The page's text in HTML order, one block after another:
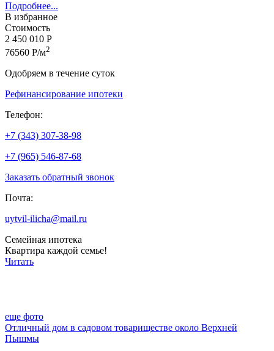
Подробнее...
В избранное
Стоимость
2 450 010 Р
76560 Р/м2
Одобряем в течение суток
Рефинансирование ипотеки
Телефон:
+7 (343) 307-38-98
+7 (965) 546-87-68
Заказать обратный звонок
Почта:
uytvil-ilicha@mail.ru
Семейная ипотека
Квартира каждой семье!
Читать
еще фото
Отличный дом в садовом товариществе около Верхней
Пышмы